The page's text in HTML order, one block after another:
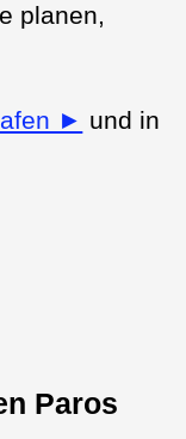
planen,
► und in
Paros